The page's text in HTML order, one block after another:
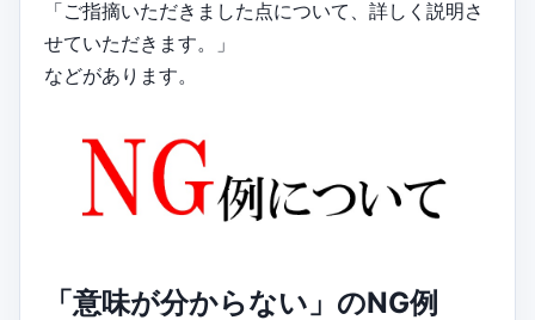
「ご指摘いただきました点について、詳しく説明さ
せていただきます。」
などがあります。
「意味が分からない」のNG例